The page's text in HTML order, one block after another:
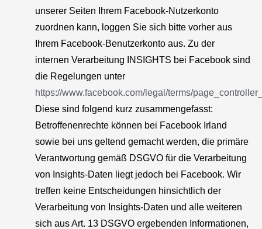
unserer Seiten Ihrem Facebook-Nutzerkonto
zuordnen kann, loggen Sie sich bitte vorher aus
Ihrem Facebook-Benutzerkonto aus. Zu der
internen Verarbeitung INSIGHTS bei Facebook sind
die Regelungen unter
https://www.facebook.com/legal/terms/
Diese sind folgend kurz zusammengefasst:
Betroffenenrechte können bei Facebook Irland
sowie bei uns geltend gemacht werden, die primäre
Verantwortung gemäß DSGVO für die Verarbeitung
von Insights-Daten liegt jedoch bei Facebook. Wir
treffen keine Entscheidungen hinsichtlich der
Verarbeitung von Insights-Daten und alle weiteren
sich aus Art. 13 DSGVO ergebenden Informationen,